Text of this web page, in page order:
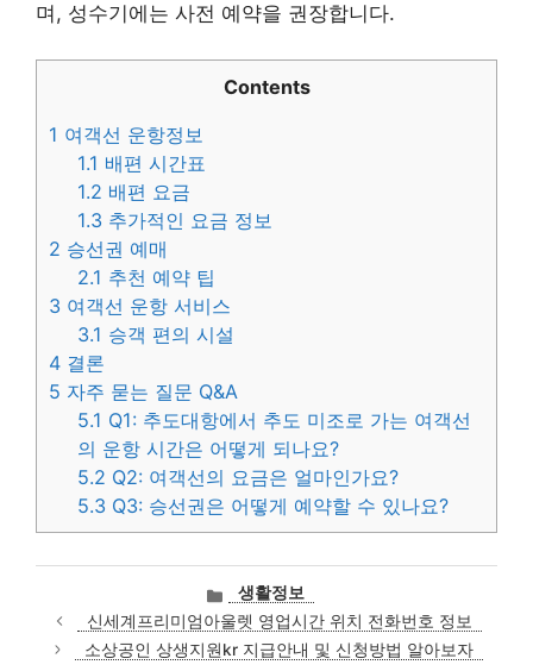
며, 성수기에는 사전 예약을 권장합니다.
Contents
1 여객선 운항정보
1.1 배편 시간표
1.2 배편 요금
1.3 추가적인 요금 정보
2 승선권 예매
2.1 추천 예약 팁
3 여객선 운항 서비스
3.1 승객 편의 시설
4 결론
5 자주 묻는 질문 Q&A
5.1 Q1: 추도대항에서 추도 미조로 가는 여객선
의 운항 시간은 어떻게 되나요?
5.2 Q2: 여객선의 요금은 얼마인가요?
5.3 Q3: 승선권은 어떻게 예약할 수 있나요?
카
테
고
리
생활정보
신세계프리미엄아울렛 영업시간 위치 전화번호 정보
소상공인 상생지원kr 지급안내 및 신청방법 알아보자